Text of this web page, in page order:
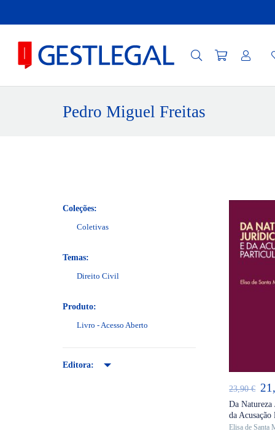
Pedro Miguel Freitas
Coleções:
Coletivas
Temas:
Direito Civil
Produto:
Livro - Acesso Aberto
Editora:
23,90€ O
Da Natureza
da
Elisa de Santa